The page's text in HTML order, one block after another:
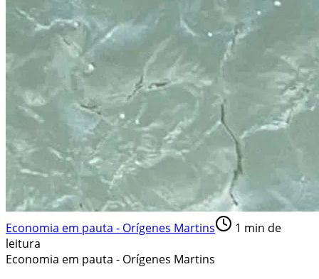
Economia em pauta - Orígenes Martins 1 min de
leitura
Economia em pauta - Orígenes Martins